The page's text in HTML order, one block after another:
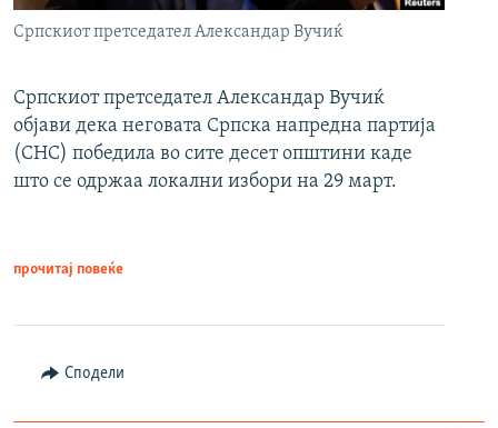
Српскиот претседател Александар Вучиќ
Српскиот претседател Александар Вучиќ
објави дека неговата Српска напредна партија
(СНС) победила во сите десет општини каде
што се одржаа локални избори на 29 март.
прочитај повеќе
Сподели